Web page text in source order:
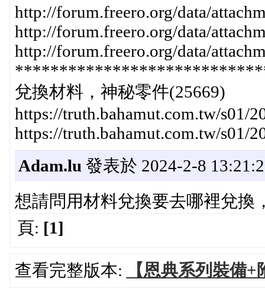
http://forum.freero.org/data/
http://forum.freero.org/data/
http://forum.freero.org/data/
兌換材料，神秘零件(25669)
https://truth.bahamut.com.tw/s01/
https://truth.bahamut.com.tw/s01/
Adam.lu 發表於 2024-2-8
想請問用材料兌換要去哪裡兌換
頁: [1]
查看完整版本: 【恩典系列裝備+